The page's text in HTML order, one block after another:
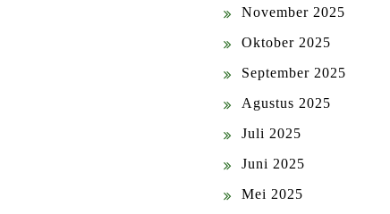
November 2025
Oktober 2025
September 2025
Agustus 2025
Juli 2025
Juni 2025
Mei 2025